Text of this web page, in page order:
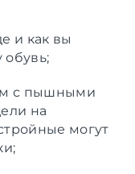
и как вы
обувь;
с пышными
на
могут